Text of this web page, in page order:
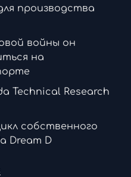
производства
войны он
на
Technical Research
собственного
Dream D